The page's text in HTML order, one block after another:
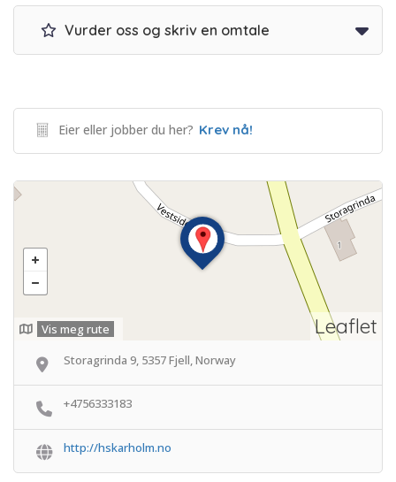
Vurder oss og skriv en omtale
Eier eller jobber du her? Krev nå!
Leaflet
Vis meg rute
Storagrinda 9, 5357 Fjell, Norway
+4756333183
http://hskarholm.no